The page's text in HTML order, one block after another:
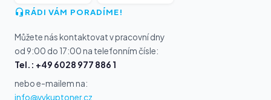
RÁDI VÁM PORADÍME!
Můžete nás kontaktovat v pracovní dny
od 9:00 do 17:00 na telefonním čísle:
Tel.: +49 6028 977 886 1
nebo e-mailem na:
info@vykuptoner.cz